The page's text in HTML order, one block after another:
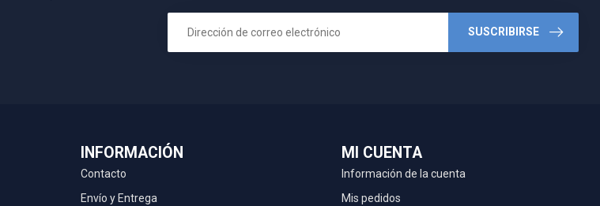
SUSCRIBIRSE
INFORMACIÓN
Contacto
Envío y Entrega
MI CUENTA
Información de la cuenta
Mis pedidos